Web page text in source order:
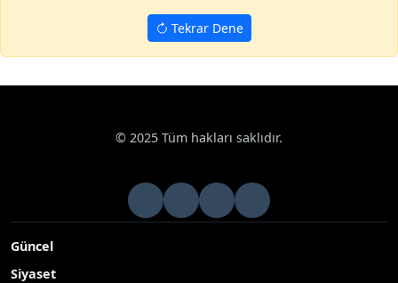
Tekrar Dene
© 2025 Tüm hakları saklıdır.
Güncel
Siyaset